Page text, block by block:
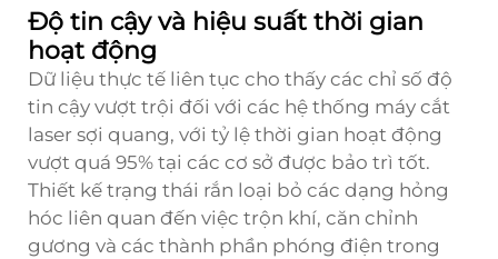
Độ tin cậy và hiệu suất thời gian
hoạt động
Dữ liệu thực tế liên tục cho thấy các chỉ số độ
tin cậy vượt trội đối với các hệ thống máy cắt
laser sợi quang, với tỷ lệ thời gian hoạt động
vượt quá 95% tại các cơ sở được bảo trì tốt.
Thiết kế trạng thái rắn loại bỏ các dạng hỏng
hóc liên quan đến việc trộn khí, căn chỉnh
gương và các thành phần phóng điện trong